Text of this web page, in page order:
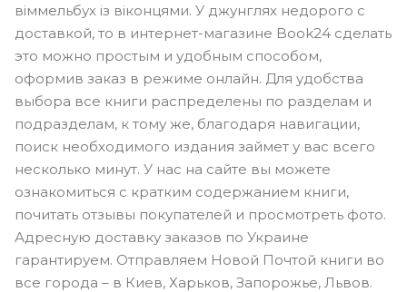
віммельбух із віконцями. У джунглях недорого с
доставкой, то в интернет-магазине Book24 сделать
это можно простым и удобным способом,
оформив заказ в режиме онлайн. Для удобства
выбора все книги распределены по разделам и
подразделам, к тому же, благодаря навигации,
поиск необходимого издания займет у вас всего
несколько минут. У нас на сайте вы можете
ознакомиться с кратким содержанием книги,
почитать отзывы покупателей и просмотреть фото.
Адресную доставку заказов по Украине
гарантируем. Отправляем Новой Почтой книги во
все города – в Киев, Харьков, Запорожье, Львов.